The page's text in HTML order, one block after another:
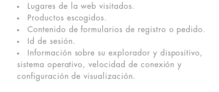
Lugares de la web visitados.
Productos escogidos.
Contenido de formularios de registro o pedido.
Id de sesión.
Información sobre su explorador y dispositivo,
sistema operativo, velocidad de conexión y
configuración de visualización.